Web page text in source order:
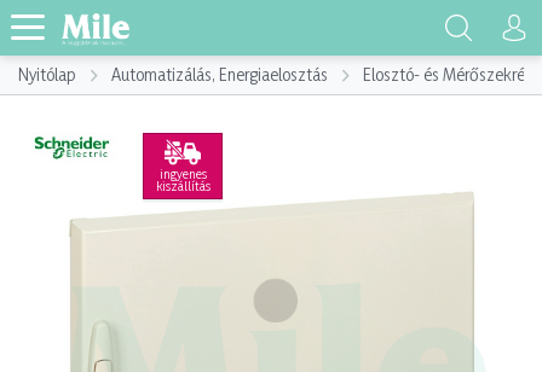
Nyitólap Automatizálás, Energiaelosztás Elosztó- és Mérőszekrény
ingyenes
kiszállítás